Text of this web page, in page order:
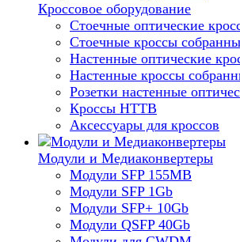
Кроссовое оборудование
Стоечные оптические
Стоечные кроссы
Настенные оптические
Настенные кроссы
Розетки настенные
Кроссы HTTB
Аксессуары для кроссов
Модули и Медиаконвертеры
Модули SFP 155MB
Модули SFP 1Gb
Модули SFP+ 10Gb
Модули QSFP 40Gb